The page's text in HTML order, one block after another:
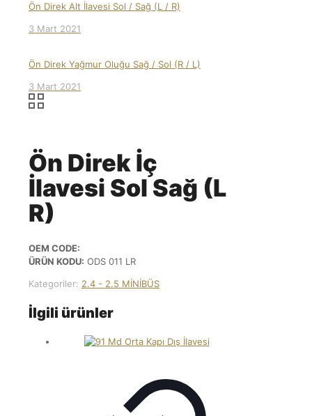
Ön Direk Alt İlavesi Sol / Sağ (L / R)
3 Mart 2021
Ön Direk Yağmur Oluğu Sağ / Sol (R / L)
3 Mart 2021
Ön Direk İç
İlavesi Sol Sağ (L
R)
OEM CODE:
ÜRÜN KODU: ODS 011 LR
Kategoriler: 2.4 - 2.5 MİNİBÜS
İlgili ürünler